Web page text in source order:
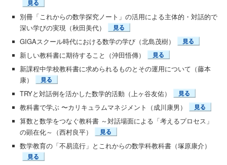
別冊「これからの数学探究ノート」の活用による主体的・対話的で
深い学びの実現（秋田美代）
GIGAスクール時代における数学の学び（北島茂樹）
新しい教科書に期待すること（沖田悟傳）
新課程中学校教科書に求められるものとその運用について（藤本
康）
TRYと対話例を活かした数学的活動（上ヶ谷友佑）
教科書で学ぶ 〜カリキュラムマネジメント（成川康男）
算数と数学をつなぐ教科書 ～対話場面による「考えるプロセス」
の顕在化～（西村良平）
数学教育の「不易流行」とこれからの数学科教科書（塚原康介）